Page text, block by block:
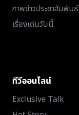
ภาพข่าวประชาสัมพันธ์
เรื่องเด่นวันนี้
ทีวีออนไลน์
Exclusive Talk